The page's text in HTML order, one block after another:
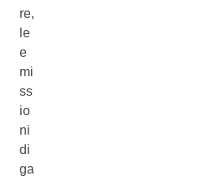
re,
le
e
mi
ss
io
ni
di
ga